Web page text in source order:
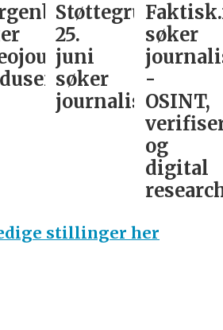
podkast-
Støttegruppa
25.
juni
søker
journalist
søker
-
OSINT,
og
digital
stillinger her